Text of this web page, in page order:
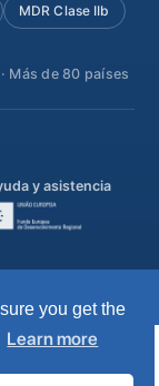
you get the
Learn more
MDR Clase IIb
Más de 80 países
y asistencia